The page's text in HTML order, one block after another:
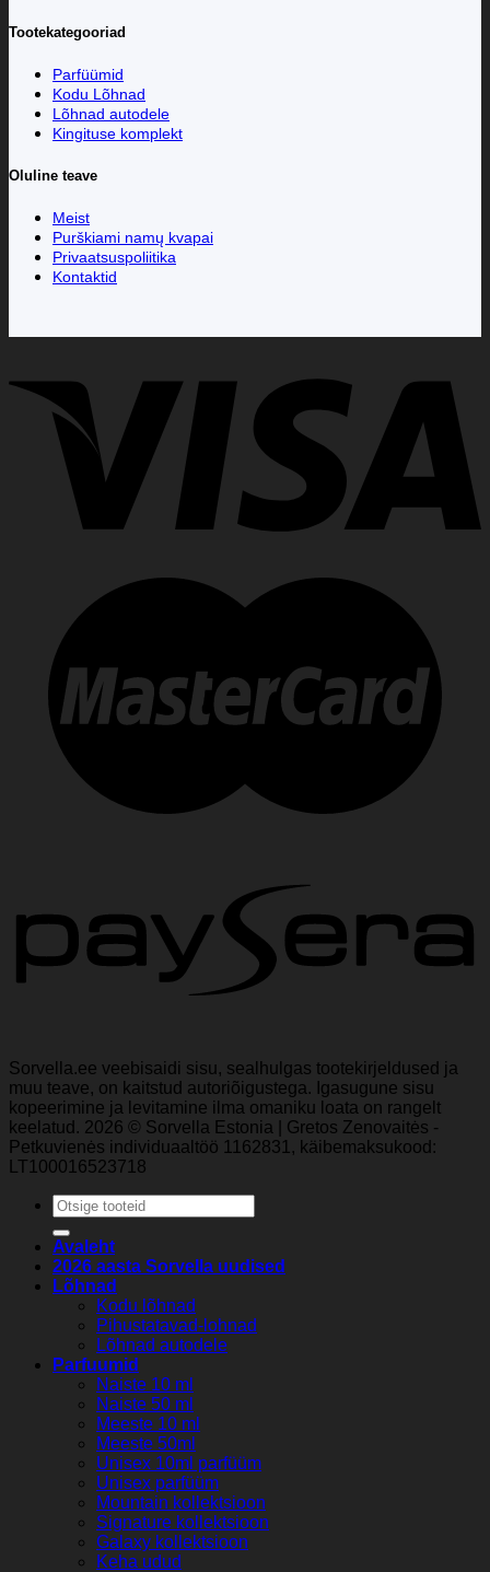
Tootekategooriad
Parfüümid
Kodu Lõhnad
Lõhnad autodele
Kingituse komplekt
Oluline teave
Meist
Purškiami namų kvapai
Privaatsuspoliitika
Kontaktid
Sorvella.ee veebisaidi sisu, sealhulgas tootekirjeldused ja
muu teave, on kaitstud autoriõigustega. Igasugune sisu
kopeerimine ja levitamine ilma omaniku loata on rangelt
keelatud. 2026 © Sorvella Estonia | Gretos Zenovaitės -
Petkuvienės individuaaltöö 1162831, käibemaksukood:
LT100016523718
Otsi:
Avaleht
2026 aasta Sorvella uudised
Lõhnad
Kodu lõhnad
Pihustatavad-lohnad
Lõhnad autodele
Parfuumid
Naiste 10 ml
Naiste 50 ml
Meeste 10 ml
Meeste 50ml
Unisex 10ml parfüüm
Unisex parfüüm
Mountain kollektsioon
Signature kollektsioon
Galaxy kollektsioon
Keha udud